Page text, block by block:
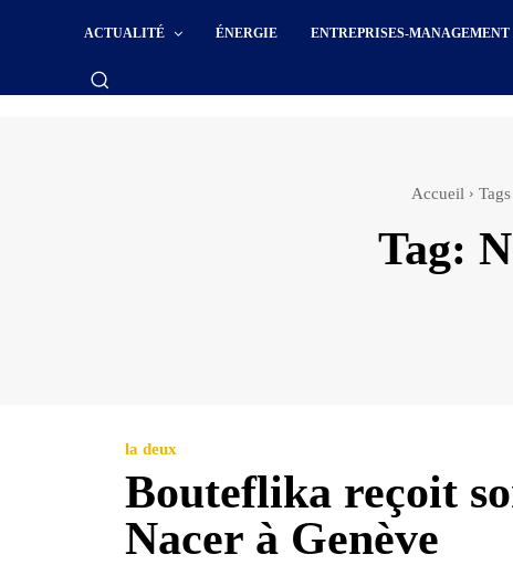
ACTUALITÉ ÉNERGIE ENTREPRISES-MANAGEMENT
Accueil Tags
Tag:
la deux
Bouteflika reçoit
Nacer à Genève